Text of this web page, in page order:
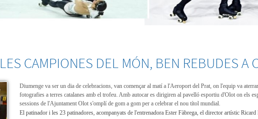
LES CAMPIONES DEL MÓN, BEN REBUDES A
Diumenge va ser un dia de celebracions, van començar al matí a l'Aeroport del Prat, on l'equip va
fotografies a terres catalanes amb el trofeu. Amb autocar es dirigiren al pavelló esportiu d'Olot on els
sessions de l'Ajuntament Olot s'omplí de gom a gom per a celebrar el nou títol mundial.
El patinador i les 23 patinadores, acompanyats de l'entrenadora Ester Fàbrega, el director artístic